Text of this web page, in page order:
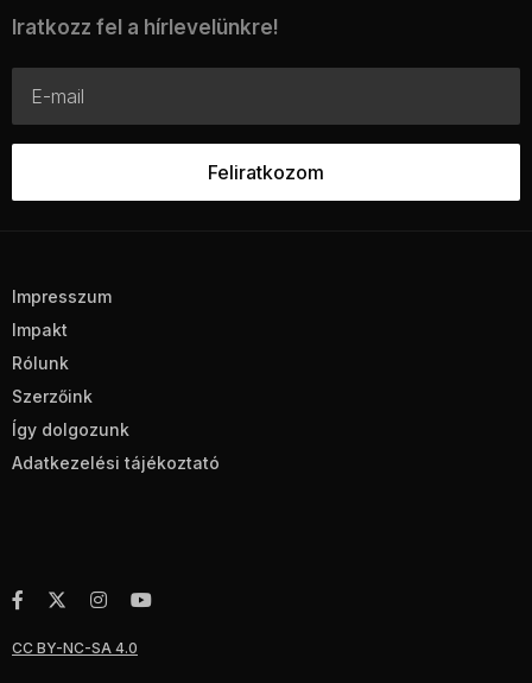
Iratkozz fel a hírlevelünkre!
Impresszum
Impakt
Rólunk
Szerzőink
Így dolgozunk
Adatkezelési tájékoztató
CC BY-NC-SA 4.0